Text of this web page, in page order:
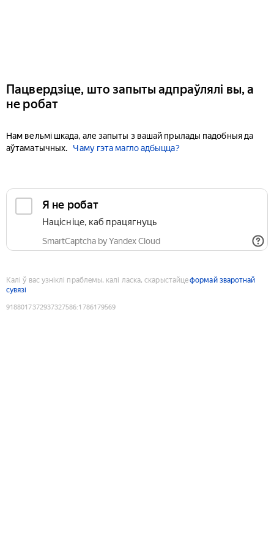
Пацвердзіце, што запыты адпраўлялі вы, а
не робат
Нам вельмі шкада, але запыты з вашай прылады падобныя да
аўтаматычных.
Чаму гэта магло адбыцца?
Я не робат
Націсніце, каб працягнуць
SmartCaptcha by Yandex Cloud
Калі ў вас узніклі праблемы, калі ласка, скарыстайцеформай зваротнай
сувязі
9188017372937327586:1786179569